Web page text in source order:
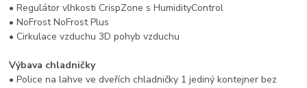
• Regulátor vlhkosti CrispZone s HumidityControl
• NoFrost NoFrost Plus
• Cirkulace vzduchu 3D pohyb vzduchu
Výbava chladničky
• Police na lahve ve dveřích chladničky 1 jediný kontejner bez